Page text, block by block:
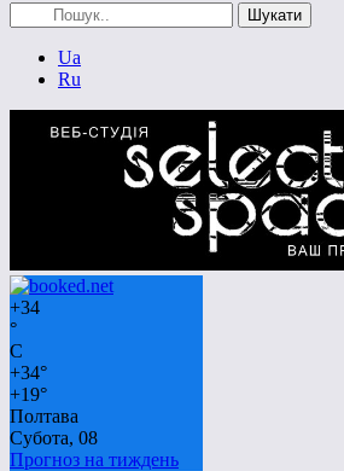
Ua
Ru
+34
°
C
+34°
+19°
Полтава
Субота, 08
Прогноз на тиждень